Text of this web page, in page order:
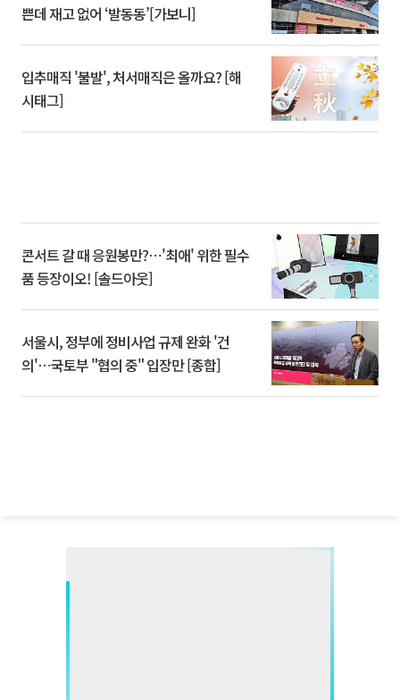
쁜데 재고 없어 ‘발동동’[가보니]
입추매직 '불발', 처서매직은 올까요? [해
시태그]
콘서트 갈 때 응원봉만?⋯'최애' 위한 필수
품 등장이오! [솔드아웃]
서울시, 정부에 정비사업 규제 완화 '건
의'⋯국토부 "협의 중" 입장만 [종합]